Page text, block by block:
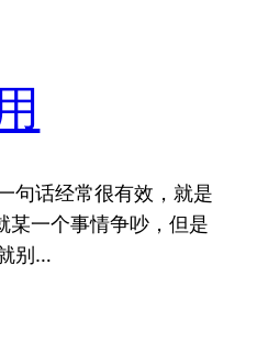
句话经常很有效，就是
某一个事情争吵，但是
别…